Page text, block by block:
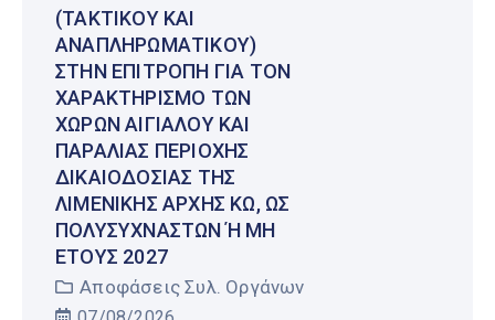
(ΤΑΚΤΙΚΟΎ ΚΑΙ
ΑΝΑΠΛΗΡΩΜΑΤΙΚΟΎ)
ΣΤΗΝ ΕΠΙΤΡΟΠΉ ΓΙΑ ΤΟΝ
ΧΑΡΑΚΤΗΡΙΣΜΌ ΤΩΝ
ΧΏΡΩΝ ΑΙΓΙΑΛΟΎ ΚΑΙ
ΠΑΡΑΛΊΑΣ ΠΕΡΙΟΧΉΣ
ΔΙΚΑΙΟΔΟΣΊΑΣ ΤΗΣ
ΛΙΜΕΝΙΚΉΣ ΑΡΧΉΣ ΚΩ, ΩΣ
ΠΟΛΥΣΎΧΝΑΣΤΩΝ Ή ΜΗ Έ
ΤΟΥΣ 2027
Αποφάσεις Συλ. Οργάνων